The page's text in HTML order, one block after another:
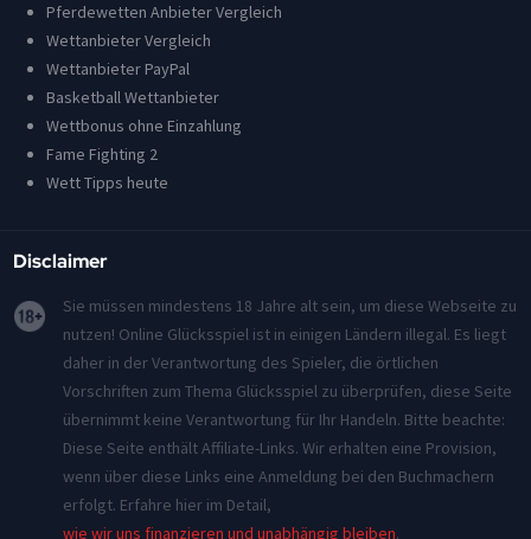
Pferdewetten Anbieter Vergleich
Wettanbieter Vergleich
Wettanbieter PayPal
Basketball Wettanbieter
Wettbonus ohne Einzahlung
Fame Fighting 2
Wett Tipps heute
Disclaimer
Sie müssen mindestens 18 Jahre alt sein, um diese Webseite zu
nutzen! Online Glücksspiel ist in einigen Ländern illegal. Es liegt
daher in der Verantwortung des Spieler, die örtlichen
Vorschriften zum Thema Glücksspiel zu überprüfen, diese Seite
übernimmt keine Verantwortung für Ihr Handeln. Bitte beachte:
Diese Seite enthält Affiliate-Links. Wir erhalten eine Provision,
wenn über diese Links eine Anmeldung bei den Buchmachern
erfolgt. Erfahre hier im Detail,
wie wir uns finanzieren und unabhängig bleiben.